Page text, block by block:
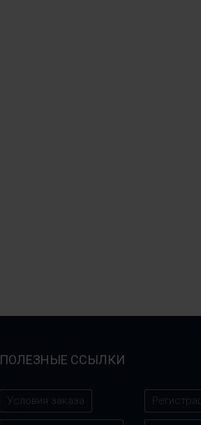
ПОЛЕЗНЫЕ ССЫЛКИ
Условия заказа